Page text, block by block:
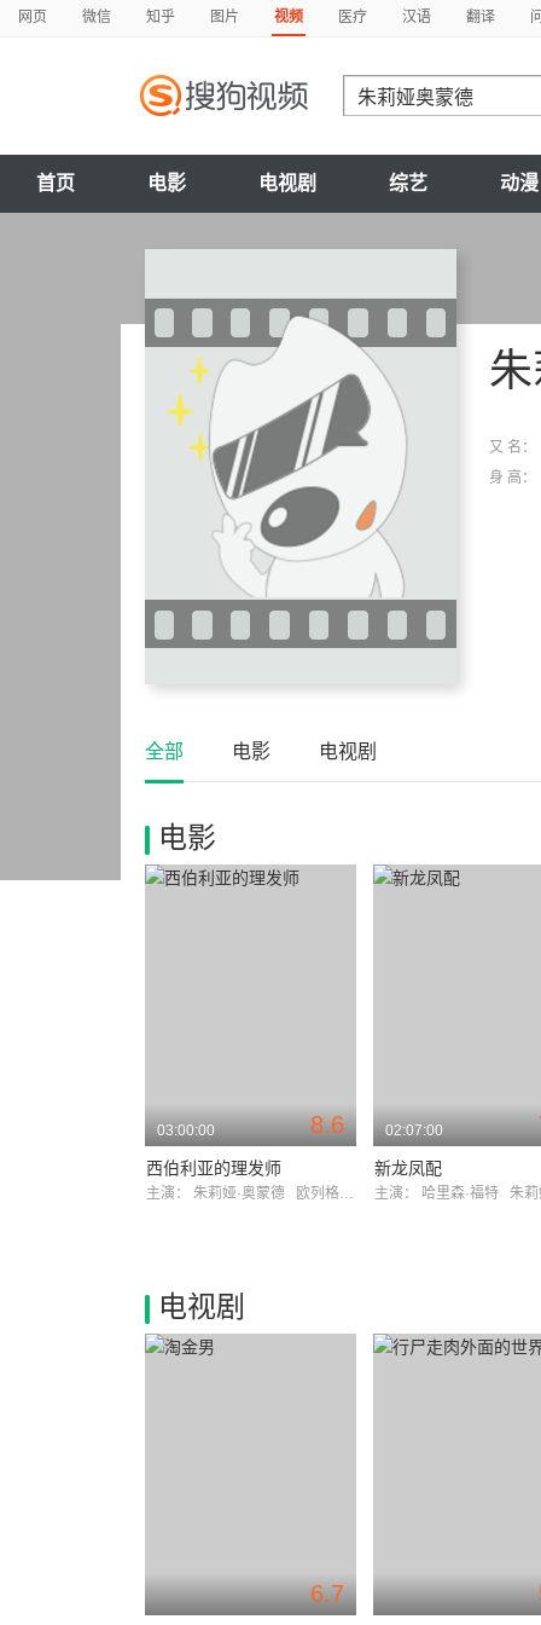
网页 微信 知乎 图片 视频 医疗 汉语 翻译
首页 电影 电视剧 综艺 动漫
又 名：
身 高：
全部 电影 电视剧
电影
8.6
03:00:00
西伯利亚的理发师
主演： 朱莉娅·奥蒙德 欧列格·缅希科夫
02:07:00
新龙凤配
主演： 哈里森·福特 朱莉娅·
电视剧
6.7